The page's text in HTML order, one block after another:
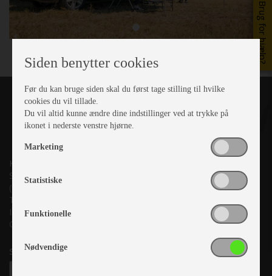
Brug for hjælp?
Kronjyllands Camping Center A/S
Suderholmen 10, 8960 Randers SØ
(Lige ud til Grenåvej)
Tlf. +45 87 10 98 70
Info@as-kcc.dk
CVR: 33 38 77 33
Samtykke til nyhedsbrev
Siden benytter cookies
Før du kan bruge siden skal du først tage stilling til hvilke
cookies du vil tillade.
Du vil altid kunne ændre dine indstillinger ved at trykke på
ikonet i nederste venstre hjørne.
Marketing
Statistiske
Funktionelle
Nødvendige